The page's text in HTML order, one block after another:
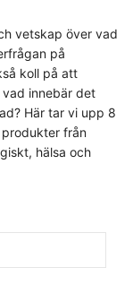
vetskap över vad
på
koll på att
vad innebär det
Här tar vi upp 8
från
hälsa och